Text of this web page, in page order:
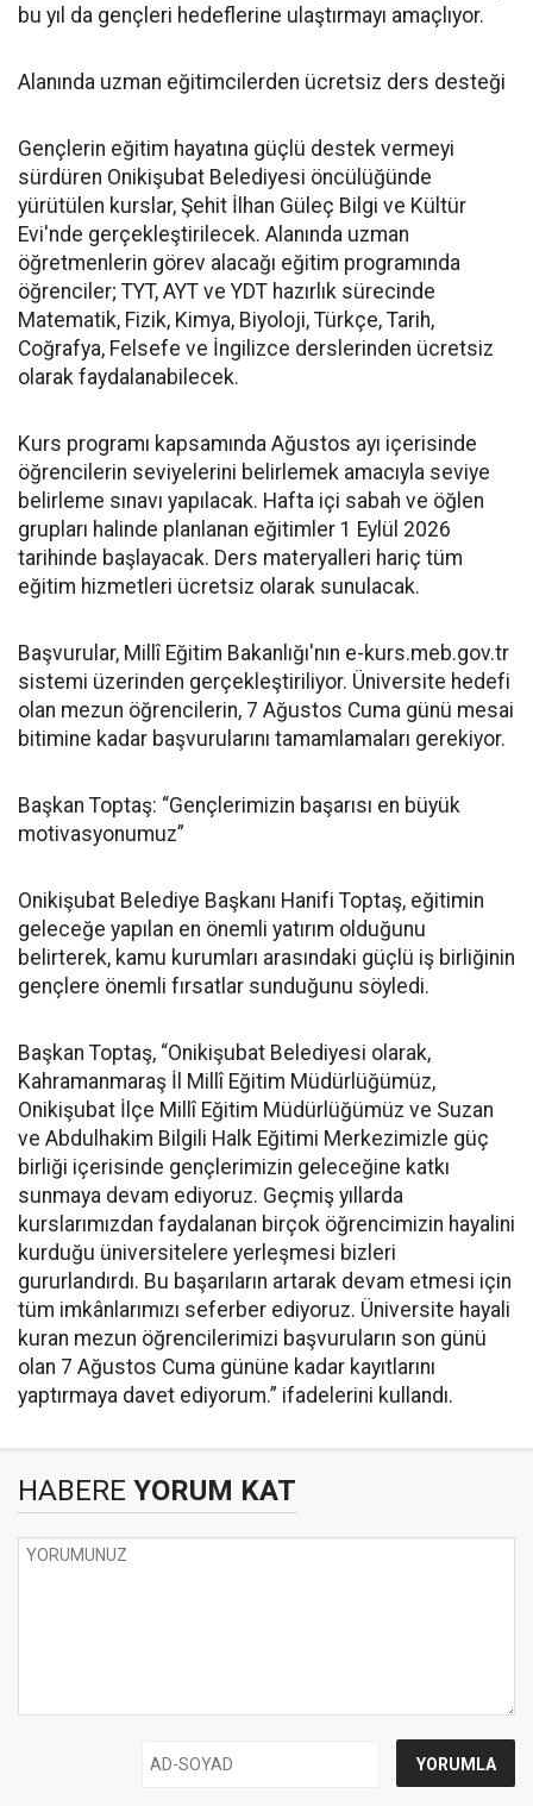
bu yıl da gençleri hedeflerine ulaştırmayı amaçlıyor.
Alanında uzman eğitimcilerden ücretsiz ders desteği
Gençlerin eğitim hayatına güçlü destek vermeyi
sürdüren Onikişubat Belediyesi öncülüğünde
yürütülen kurslar, Şehit İlhan Güleç Bilgi ve Kültür
Evi'nde gerçekleştirilecek. Alanında uzman
öğretmenlerin görev alacağı eğitim programında
öğrenciler; TYT, AYT ve YDT hazırlık sürecinde
Matematik, Fizik, Kimya, Biyoloji, Türkçe, Tarih,
Coğrafya, Felsefe ve İngilizce derslerinden ücretsiz
olarak faydalanabilecek.
Kurs programı kapsamında Ağustos ayı içerisinde
öğrencilerin seviyelerini belirlemek amacıyla seviye
belirleme sınavı yapılacak. Hafta içi sabah ve öğlen
grupları halinde planlanan eğitimler 1 Eylül 2026
tarihinde başlayacak. Ders materyalleri hariç tüm
eğitim hizmetleri ücretsiz olarak sunulacak.
Başvurular, Millî Eğitim Bakanlığı'nın e-kurs.meb.gov.tr
sistemi üzerinden gerçekleştiriliyor. Üniversite hedefi
olan mezun öğrencilerin, 7 Ağustos Cuma günü mesai
bitimine kadar başvurularını tamamlamaları gerekiyor.
Başkan Toptaş: “Gençlerimizin başarısı en büyük
motivasyonumuz”
Onikişubat Belediye Başkanı Hanifi Toptaş, eğitimin
geleceğe yapılan en önemli yatırım olduğunu
belirterek, kamu kurumları arasındaki güçlü iş birliğinin
gençlere önemli fırsatlar sunduğunu söyledi.
Başkan Toptaş, “Onikişubat Belediyesi olarak,
Kahramanmaraş İl Millî Eğitim Müdürlüğümüz,
Onikişubat İlçe Millî Eğitim Müdürlüğümüz ve Suzan
ve Abdulhakim Bilgili Halk Eğitimi Merkezimizle güç
birliği içerisinde gençlerimizin geleceğine katkı
sunmaya devam ediyoruz. Geçmiş yıllarda
kurslarımızdan faydalanan birçok öğrencimizin hayalini
kurduğu üniversitelere yerleşmesi bizleri
gururlandırdı. Bu başarıların artarak devam etmesi için
tüm imkânlarımızı seferber ediyoruz. Üniversite hayali
kuran mezun öğrencilerimizi başvuruların son günü
olan 7 Ağustos Cuma gününe kadar kayıtlarını
yaptırmaya davet ediyorum.” ifadelerini kullandı.
HABERE YORUM KAT